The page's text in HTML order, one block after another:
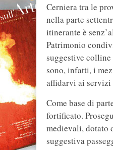
Cerniera tra le
nella parte
itinerante è
Patrimonio
suggestive
sono, infatti, i
affidarvi ai servizi
Come base di
fortificato.
medievali, dotato
suggestiva